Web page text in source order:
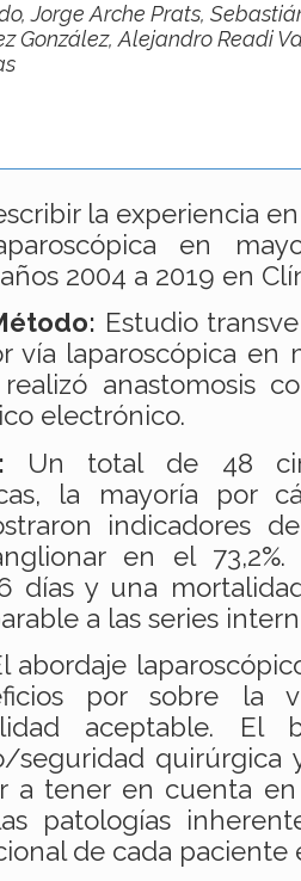
Jorge Arche Prats,
González, Alejandro Readi
la experiencia
en
2004 a 2019 en
Estudio
vía laparoscópica en
anastomosis
electrónico.
Un total de 48
la mayoría por
indicadores
en el
días y una
a las series
abordaje
por sobre la
aceptable. El
seguridad quirúrgica
a tener en cuenta
patologías
de cada paciente